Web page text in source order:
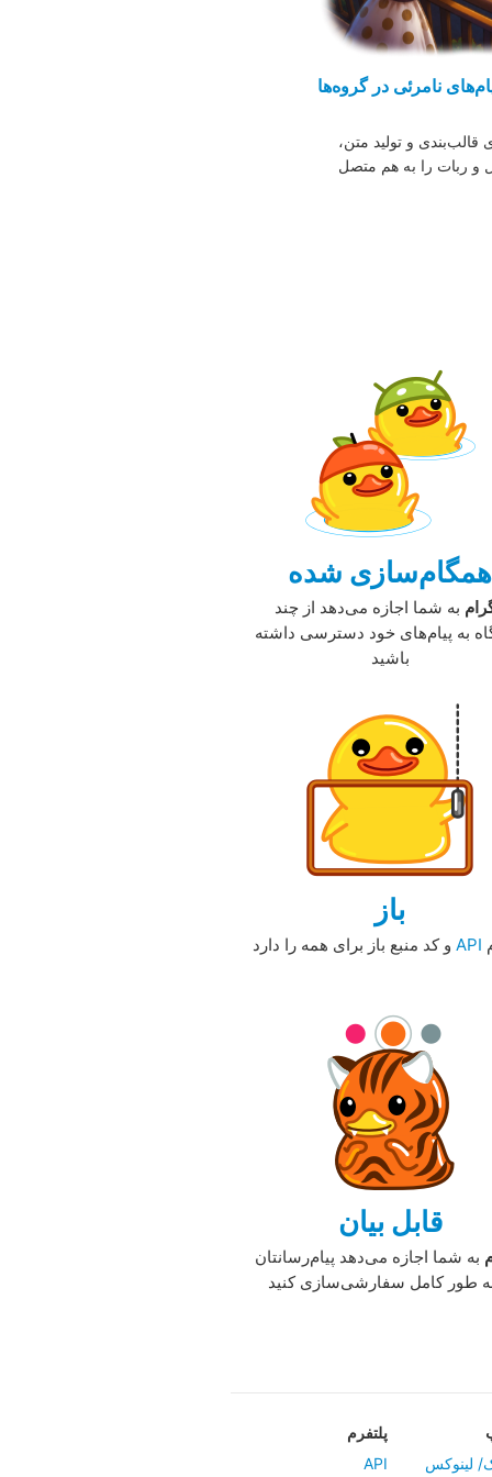
نامرئی در گروه‌ها
و تولید متن،
و ربات را به هم متصل
همگام‌سازی شده
به شما اجازه می‌دهد از چند
به پیام‌های خود دسترسی داشته
باشید
باز
و کد منبع باز برای همه‏ را دارد‏‏
قابل بیان
به شما اجازه می‌دهد پیام‌رسانتان
طور کامل سفارشی‌سازی کنید
لینوکس
پلتفرم
API